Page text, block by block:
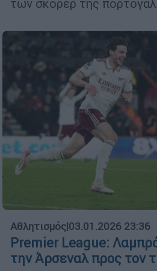
των σκόρερ της
Αθλητισμός|03.01.2026 23:36
Premier League:
την Άρσεναλ προς τον